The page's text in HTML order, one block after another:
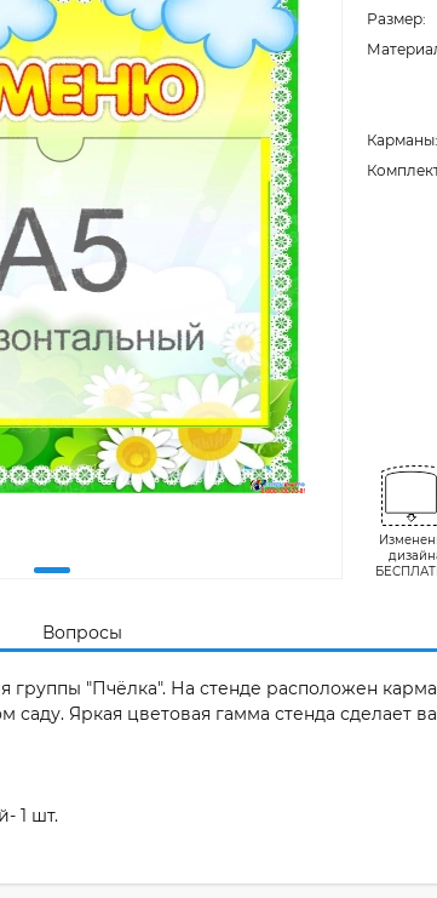
Размер:
Карманы:
Вопросы
группы "Пчёлка". На стенде расположен
саду. Яркая цветовая гамма стенда
1 шт.